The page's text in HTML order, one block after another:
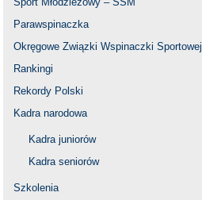
Parawspinaczka
Okręgowe Związki Wspinaczki Sportowej
Rankingi
Rekordy Polski
Kadra narodowa
Kadra juniorów
Kadra seniorów
Szkolenia